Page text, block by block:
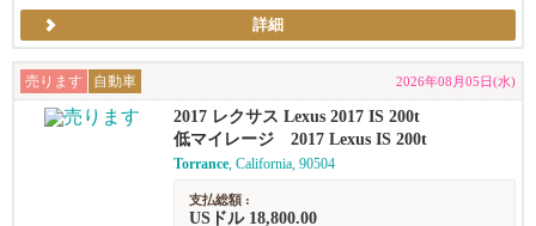
詳細
売ります 自動車 2026年08月05日(水)
2017 レクサス Lexus 2017 IS 200t
低マイレージ 2017 Lexus IS 200t
Torrance, California, 90504
支払総額 :
USドル 18,800.00